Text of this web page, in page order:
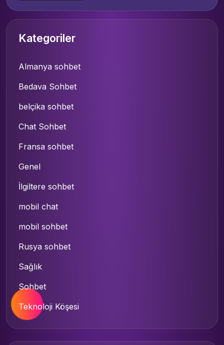
Kategoriler
Almanya sohbet
Bedava Sohbet
belçika sohbet
Chat Sohbet
Fransa sohbet
Genel
İlgiltere sohbet
mobil chat
mobil sohbet
Rusya sohbet
Sağlık
Sohbet
Teknoloji Köşesi